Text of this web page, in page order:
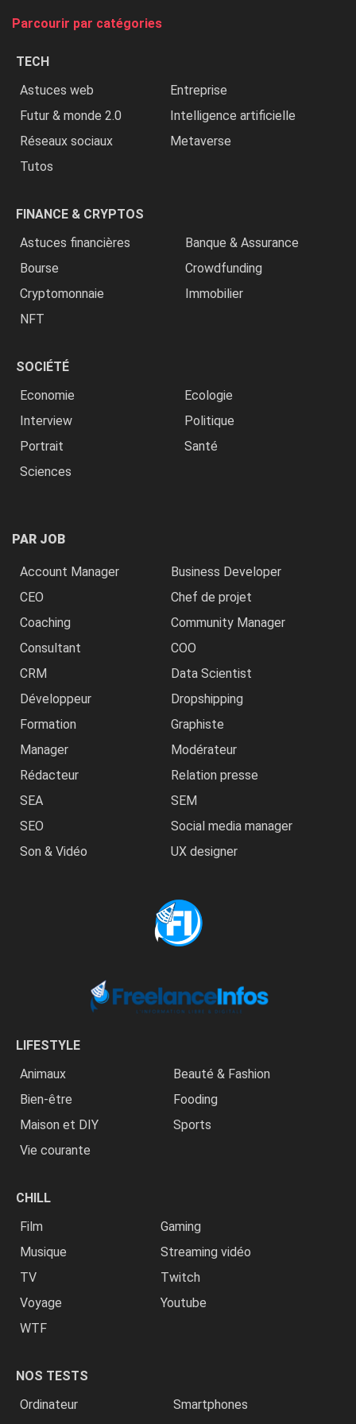
Parcourir par catégories
TECH
Astuces web
Entreprise
Futur & monde 2.0
Intelligence artificielle
Réseaux sociaux
Metaverse
Tutos
FINANCE & CRYPTOS
Astuces financières
Banque & Assurance
Bourse
Crowdfunding
Cryptomonnaie
Immobilier
NFT
SOCIÉTÉ
Economie
Ecologie
Interview
Politique
Portrait
Santé
Sciences
PAR JOB
Account Manager
Business Developer
CEO
Chef de projet
Coaching
Community Manager
Consultant
COO
CRM
Data Scientist
Développeur
Dropshipping
Formation
Graphiste
Manager
Modérateur
Rédacteur
Relation presse
SEA
SEM
SEO
Social media manager
Son & Vidéo
UX designer
LIFESTYLE
Animaux
Beauté & Fashion
Bien-être
Fooding
Maison et DIY
Sports
Vie courante
CHILL
Film
Gaming
Musique
Streaming vidéo
TV
Twitch
Voyage
Youtube
WTF
NOS TESTS
Ordinateur
Smartphones